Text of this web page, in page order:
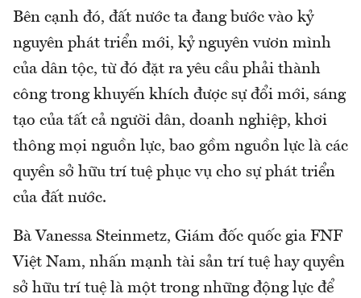
Bên cạnh đó, đất nước ta đang bước vào kỷ
nguyên phát triển mới, kỷ nguyên vươn mình
của dân tộc, từ đó đặt ra yêu cầu phải thành
công trong khuyến khích được sự đổi mới, sáng
tạo của tất cả người dân, doanh nghiệp, khơi
thông mọi nguồn lực, bao gồm nguồn lực là các
quyền sở hữu trí tuệ phục vụ cho sự phát triển
của đất nước.
Bà Vanessa Steinmetz, Giám đốc quốc gia FNF
Việt Nam, nhấn mạnh tài sản trí tuệ hay quyền
sở hữu trí tuệ là một trong những động lực để